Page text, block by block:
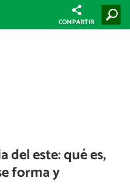
COMPARTIR
del este: qué es,
forma y